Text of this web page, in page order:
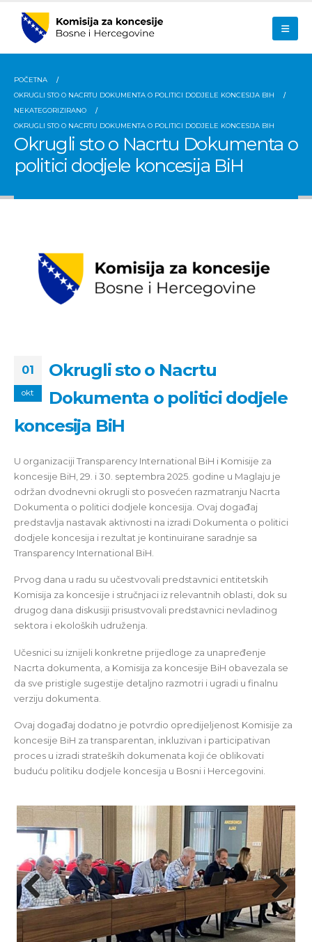
POČETNA
OKRUGLI STO O NACRTU DOKUMENTA O POLITICI DODJELE KONCESIJA BIH
NEKATEGORIZIRANO
OKRUGLI STO O NACRTU DOKUMENTA O POLITICI DODJELE KONCESIJA BIH
Okrugli sto o Nacrtu Dokumenta o
politici dodjele koncesija BiH
01
okt
Okrugli sto o Nacrtu
Dokumenta o politici dodjele
koncesija BiH
U organizaciji Transparency International BiH i Komisije za
koncesije BiH, 29. i 30. septembra 2025. godine u Maglaju je
održan dvodnevni okrugli sto posvećen razmatranju Nacrta
Dokumenta o politici dodjele koncesija. Ovaj događaj
predstavlja nastavak aktivnosti na izradi Dokumenta o politici
dodjele koncesija i rezultat je kontinuirane saradnje sa
Transparency International BiH.
Prvog dana u radu su učestvovali predstavnici entitetskih
Komisija za koncesije i stručnjaci iz relevantnih oblasti, dok su
drugog dana diskusiji prisustvovali predstavnici nevladinog
sektora i ekoloških udruženja.
Učesnici su iznijeli konkretne prijedloge za unapređenje
Nacrta dokumenta, a Komisija za koncesije BiH obavezala se
da sve pristigle sugestije detaljno razmotri i ugradi u finalnu
verziju dokumenta.
Ovaj događaj dodatno je potvrdio opredijeljenost Komisije za
koncesije BiH za transparentan, inkluzivan i participativan
proces u izradi strateških dokumenata koji će oblikovati
buduću politiku dodjele koncesija u Bosni i Hercegovini.
Previous Next